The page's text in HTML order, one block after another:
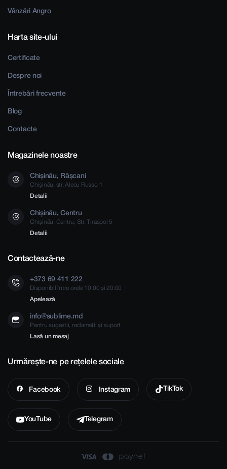
Vânzări Angro
Harta site-ului
Certificate
Despre noi
Întrebări frecvente
Blog
Contacte
Magazinele noastre
Chișinău, Râșcani
Chișinău, str. Alecu Russo 1
Detalii
Chișinău, Centru
Chișinău, Centru, Str. Tiraspol 5
Detalii
Contactează-ne
+373 69 411 222
Disponibil între orele 10:00 și 20:00
Apelează
info@sublime.md
Pentru sugestii, reclamații și suport
Lasă un mesaj
Urmărește-ne pe rețelele sociale
Facebook Instagram TikTok
YouTube Telegram